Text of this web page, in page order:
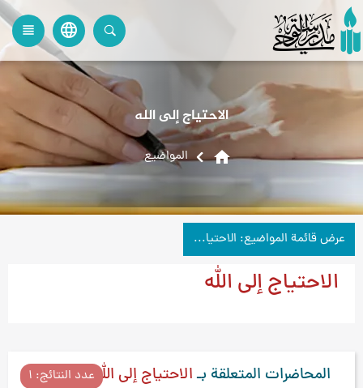
language
view_headline
الاحتياج إلى الله
home المواضیع
عرض قائمة المواضيع: الاحتياج إلى الله
الاحتياج إلى الله
المحاضرات المتعلقة بـالاحتياج إلى الله عدد النتائج: ۱